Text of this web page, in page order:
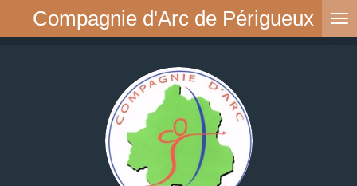
PasserCompagnie d'Arc de Périgueux